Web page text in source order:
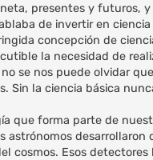
presentes y futuros,
de invertir en
concepción de
la necesidad de
se nos puede olvidar
Sin la ciencia básica
que forma parte de
astrónomos
cosmos. Esos